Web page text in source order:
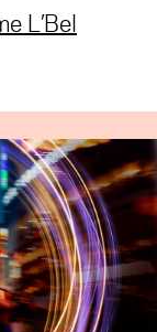
L’Bel